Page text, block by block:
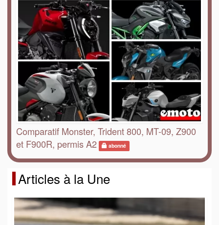
Comparatif Monster, Trident 800, MT-09, Z900
et F900R, permis A2
abonné
Articles à la Une